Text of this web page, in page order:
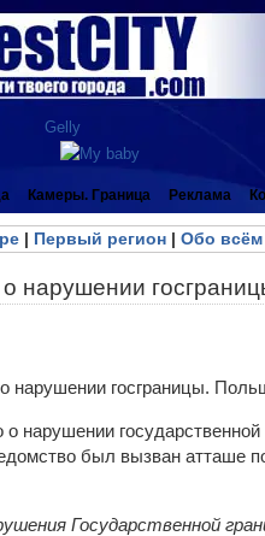
Камеры. Граница Реклама
| Первый регион| Обо всём
нарушении
нарушении
был вызван атташе
Государственной